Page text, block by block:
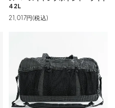
42L
21,017円(税込)